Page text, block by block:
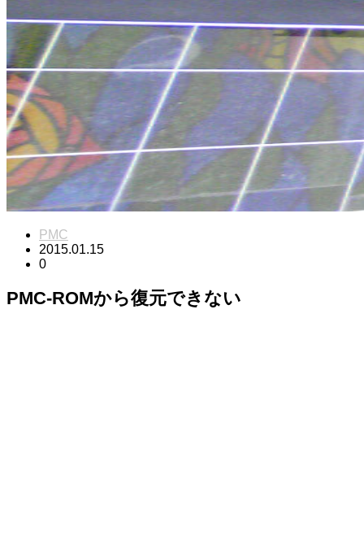
PMC
2015.01.15
0
PMC-ROMから復元できない